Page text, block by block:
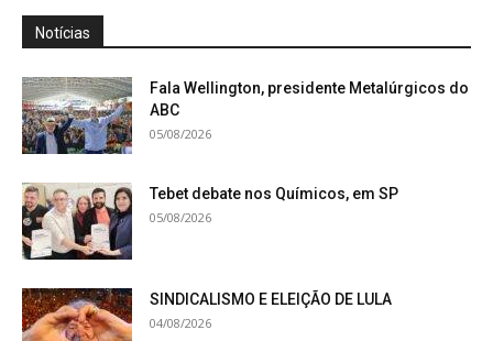
Notícias
Fala Wellington, presidente Metalúrgicos do
ABC
05/08/2026
Tebet debate nos Químicos, em SP
05/08/2026
SINDICALISMO E ELEIÇÃO DE LULA
04/08/2026